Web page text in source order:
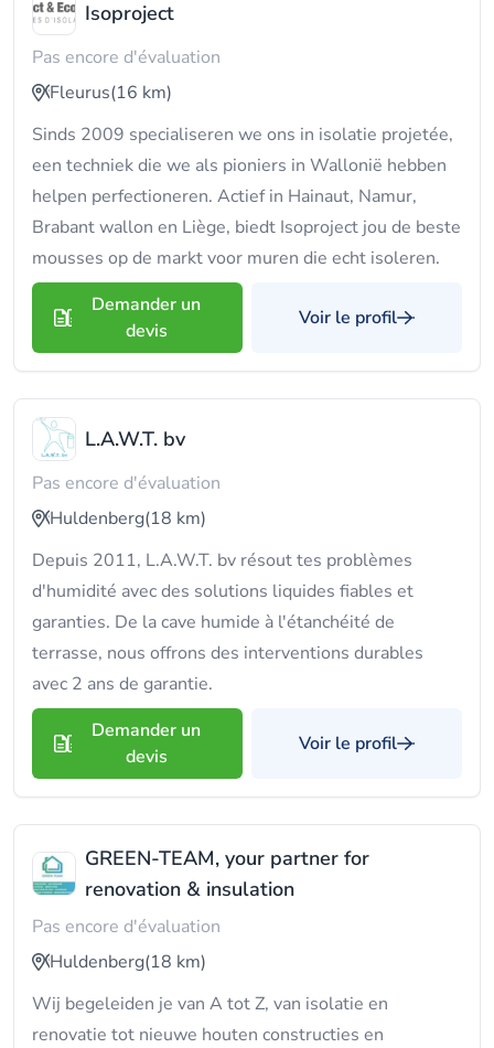
Isoproject
Pas encore d'évaluation
Fleurus(16 km)
Sinds 2009 specialiseren we ons in isolatie projetée,
een techniek die we als pioniers in Wallonië hebben
helpen perfectioneren. Actief in Hainaut, Namur,
Brabant wallon en Liège, biedt Isoproject jou de beste
mousses op de markt voor muren die echt isoleren.
Demander un
devis
Voir le profil
L.A.W.T. bv
Pas encore d'évaluation
Huldenberg(18 km)
Depuis 2011, L.A.W.T. bv résout tes problèmes
d'humidité avec des solutions liquides fiables et
garanties. De la cave humide à l'étanchéité de
terrasse, nous offrons des interventions durables
avec 2 ans de garantie.
Demander un
devis
Voir le profil
GREEN-TEAM, your partner for
renovation & insulation
Pas encore d'évaluation
Huldenberg(18 km)
Wij begeleiden je van A tot Z, van isolatie en
renovatie tot nieuwe houten constructies en